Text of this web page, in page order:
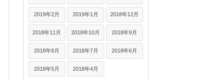
2019年2月 2019年1月 2018年12月
2018年11月 2018年10月 2018年9月
2018年8月 2018年7月 2018年6月
2018年5月 2018年4月